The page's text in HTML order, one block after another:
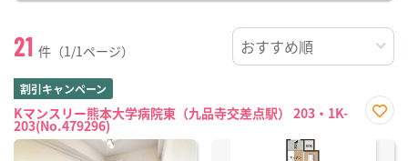
21 件（1/1ページ）
割引キャンペーン
Kマンスリー熊本大学病院東（九品寺交差点駅） 203・1K-
203(No.479296)
に入